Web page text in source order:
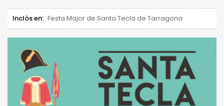
Inclòs en: Festa Major de Santa Tecla de Tarragona